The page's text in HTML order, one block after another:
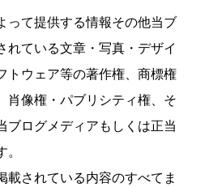
って提供する情報その他当ブ
れている文章・写真・デザイ
トウェア等の著作権、商標権
肖像権・パブリシティ権、そ
ブログメディアもしくは正当
載されている内容のすべてま